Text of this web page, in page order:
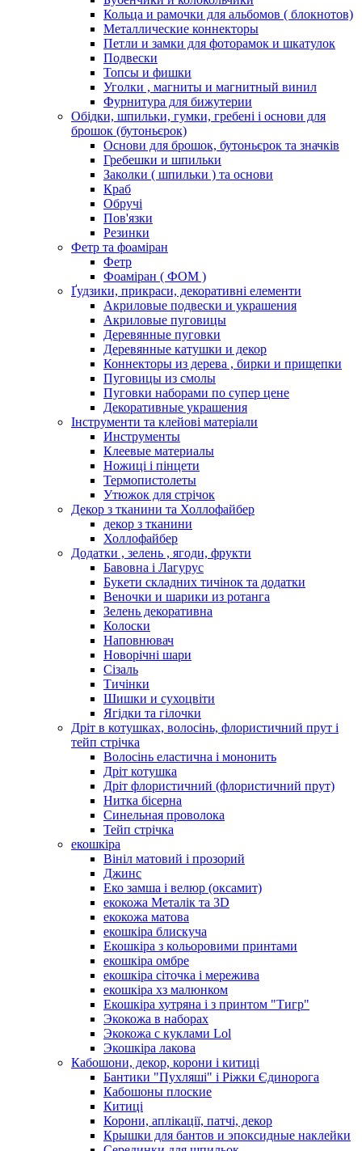
Кольца и рамочки для альбомов ( блокнотов)
Металлические коннекторы
Петли и замки для фоторамок и шкатулок
Подвески
Топсы и фишки
Уголки , магниты и магнитный винил
Фурнитура для бижутерии
Обідки, шпильки, гумки, гребені і основи для
брошок (бутоньєрок)
Основи для брошок, бутоньєрок та значків
Гребешки и шпильки
Заколки ( шпильки ) та основи
Краб
Обручі
Пов'язки
Резинки
Фетр та фоаміран
Фетр
Фоаміран ( ФОМ )
Ґудзики, прикраси, декоративні елементи
Акриловые подвески и украшения
Акриловые пуговицы
Деревянные пуговки
Деревянные катушки и декор
Коннекторы из дерева , бирки и прищепки
Пуговицы из смолы
Пуговки наборами по супер цене
Декоративные украшения
Інструменти та клейові матеріали
Инструменты
Клеевые материалы
Ножиці і пінцети
Термопистолеты
Утюжок для стрічок
Декор з тканини та Холлофайбер
декор з тканини
Холлофайбер
Додатки , зелень , ягоди, фрукти
Бавовна і Лагурус
Букети складних тичінок та додатки
Веночки и шарики из ротанга
Зелень декоративна
Колоски
Наповнювач
Новорічні шари
Сізаль
Тичінки
Шишки и сухоцвіти
Ягідки та гілочки
Дріт в котушках, волосінь, флористичний прут і
тейп стрічка
Волосінь еластична і мононить
Дріт котушка
Дріт флористичний (флористичний прут)
Нитка бісерна
Синельная проволока
Тейп стрічка
екошкіра
Вініл матовий і прозорий
Джинс
Еко замша і велюр (оксамит)
екокожа Металік та 3D
екокожа матова
екошкіра блискуча
Екошкіра з кольоровими принтами
екошкіра омбре
екошкіра сіточка і мережива
екошкіра хз малюнком
Екошкіра хутряна і з принтом "Тигр"
Экокожа в наборах
Экокожа с куклами Lol
Экошкiра лакова
Кабошони, декор, корони і китиці
Бантики "Пухляші" і Ріжки Єдинорога
Кабошоны плоские
Китиці
Корони, аплікації, патчі, декор
Крышки для бантов и эпоксидные наклейки